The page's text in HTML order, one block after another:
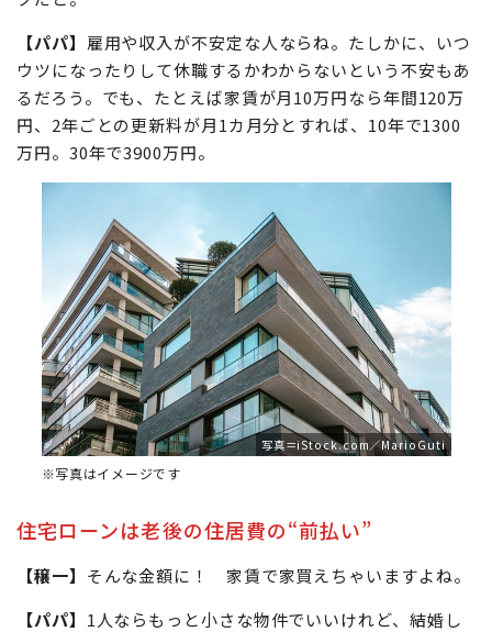
【穣一】
安定な時代に高額の住宅ローンを抱えるなんて、ハイリス
クだと。
【パパ】雇用や収入が不安定な人ならね。たしかに、いつ
ウツになったりして休職するかわからないという不安もあ
るだろう。でも、たとえば家賃が月10万円なら年間120万
万円。30年で3900万円。
※写真はイメージです